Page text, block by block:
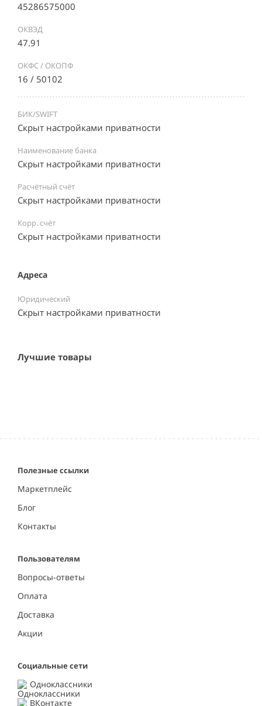
45286575000
ОКВЭД
47.91
ОКФС / ОКОПФ
16 / 50102
БИК/SWIFT
Скрыт настройками приватности
Наименование банка
Скрыт настройками приватности
Расчётный счёт
Скрыт настройками приватности
Корр. счёт
Скрыт настройками приватности
Адреса
Юридический
Скрыт настройками приватности
Лучшие товары
Полезные ссылки
Маркетплейс
Блог
Контакты
Пользователям
Вопросы-ответы
Оплата
Доставка
Акции
Социальные сети
Одноклассники
ВКонтакте